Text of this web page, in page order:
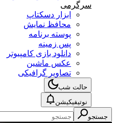
سرگرمی
ابزار دسکتاپ
محافظ نمایش
پوسته برنامه
پس زمینه
دانلود بازی کامپیوتر
عکس ماشین
تصاویر گرافیکی
حالت شب
نوتیفیکیشن
جستجو